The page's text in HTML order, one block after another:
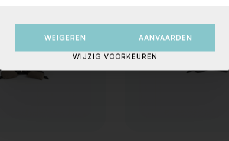
WEIGEREN AANVAARDEN
WIJZIG VOORKEUREN